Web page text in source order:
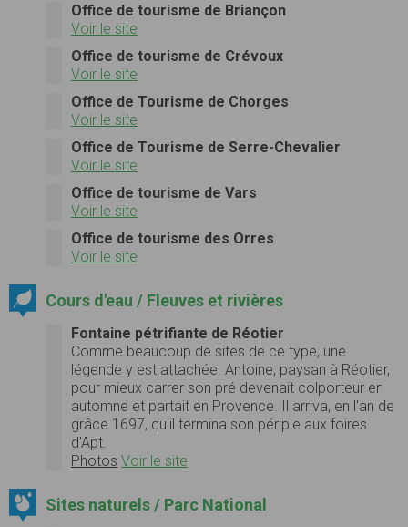
Office de tourisme de Briançon
Voir le site
Office de tourisme de Crévoux
Voir le site
Office de Tourisme de Chorges
Voir le site
Office de Tourisme de Serre-Chevalier
Voir le site
Office de tourisme de Vars
Voir le site
Office de tourisme des Orres
Voir le site
Cours d'eau / Fleuves et rivières
Fontaine pétrifiante de Réotier
Comme beaucoup de sites de ce type, une
légende y est attachée. Antoine, paysan à Réotier,
pour mieux carrer son pré devenait colporteur en
automne et partait en Provence. Il arriva, en l'an de
grâce 1697, qu'il termina son périple aux foires
d'Apt.
Photos Voir le site
Sites naturels / Parc National